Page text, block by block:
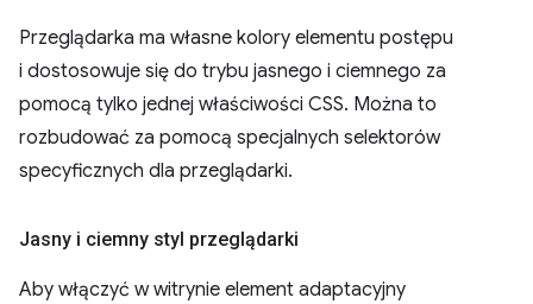
Przeglądarka ma własne kolory elementu postępu
i dostosowuje się do trybu jasnego i ciemnego za
pomocą tylko jednej właściwości CSS. Można to
rozbudować za pomocą specjalnych selektorów
specyficznych dla przeglądarki.
Jasny i ciemny styl przeglądarki
Aby włączyć w witrynie element adaptacyjny